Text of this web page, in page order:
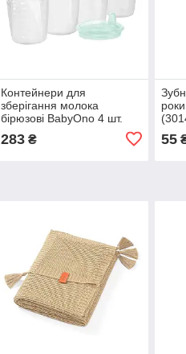
Контейнери для
зберігання молока
бірюзові BabyOno 4 шт.
283₴ 55